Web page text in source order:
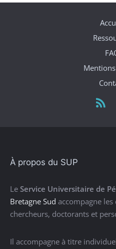
À propos du SUP
Le Service Universitaire de
Bretagne Sud accompagne les
chercheurs, doctorants et
Il accompagne à titre